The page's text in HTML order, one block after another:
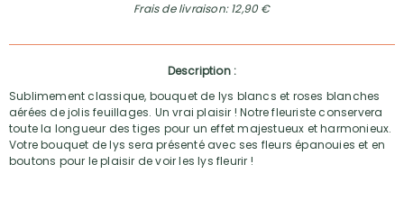
Frais de livraison: 12,90 €
Description :
Sublimement classique, bouquet de lys blancs et roses blanches
aérées de jolis feuillages. Un vrai plaisir ! Notre fleuriste conservera
toute la longueur des tiges pour un effet majestueux et harmonieux.
Votre bouquet de lys sera présenté avec ses fleurs épanouies et en
boutons pour le plaisir de voir les lys fleurir !